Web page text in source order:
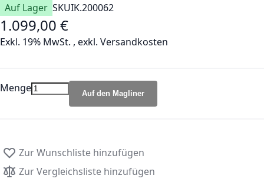
Auf Lager SKUIK.200062
1.099,00 €
Exkl. 19% MwSt. , exkl. Versandkosten
Menge Auf den Magliner
Zur Wunschliste hinzufügen
Zur Vergleichsliste hinzufügen